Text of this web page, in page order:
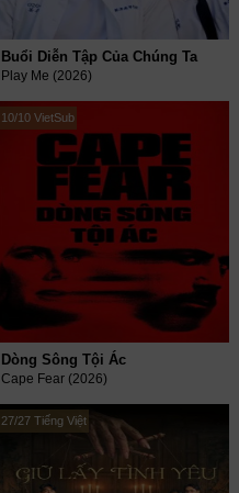
Buổi Diễn Tập Của Chúng Ta
Play Me (2026)
10/10 VietSub
Dòng Sông Tội Ác
Cape Fear (2026)
27/27 Tiếng Việt